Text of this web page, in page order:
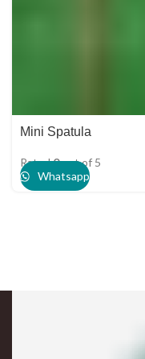
Mini Spatula
Rated0out of 5
Whatsapp